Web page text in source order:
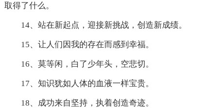
取得了什么。
14、站在新起点，迎接新挑战，创造新成绩。
15、让人们因我的存在而感到幸福。
16、莫等闲，白了少年头，空悲切。
17、知识犹如人体的血液一样宝贵。
18、成功来自坚持，执着创造奇迹。